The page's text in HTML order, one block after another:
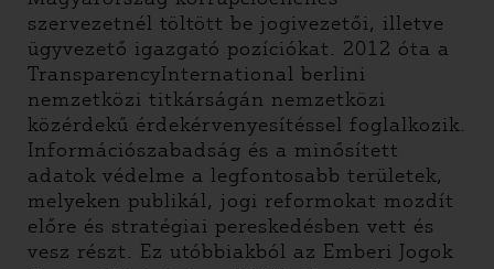
szervezetnél töltött be jogivezetői, illetve
ügyvezető igazgató pozíciókat. 2012 óta a
TransparencyInternational berlini
nemzetközi titkárságán nemzetközi
közérdekű érdekérvenyesítéssel foglalkozik.
Információszabadság és a minősített
adatok védelme a legfontosabb területek,
melyeken publikál, jogi reformokat mozdít
előre és stratégiai pereskedésben vett és
vesz részt. Ez utóbbiakból az Emberi Jogok